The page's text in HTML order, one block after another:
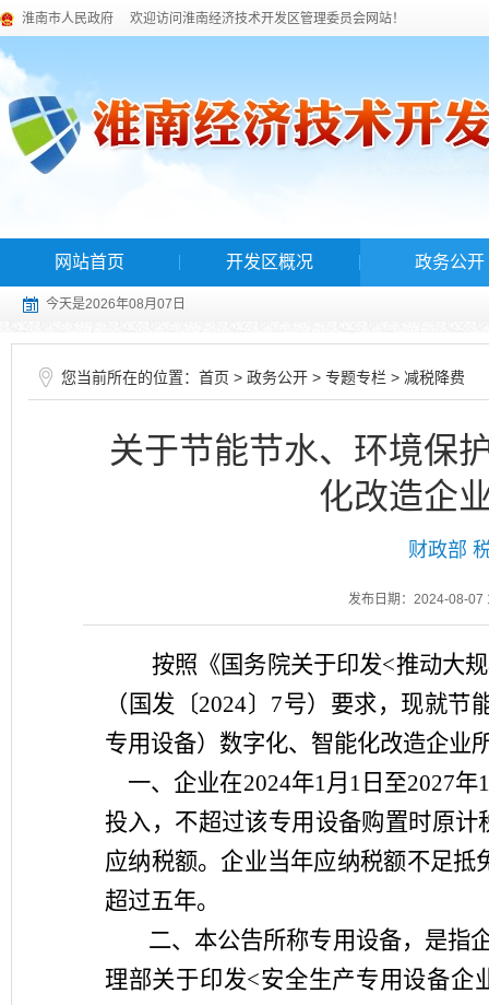
淮南市人民政府 欢迎访问淮南经济技术开发区管理委员会网站！
网站首页 开发区概况 政务公开
今天是2026年08月07日
您当前所在的位置： 首页 > 政务公开 > 专题专栏 > 减税降费
关于节能节水、环境保
化改造企
财政部
发布日期：2024-08-07
按照《国务院关于印发<推动大
（国发〔2024〕7号）要求，现就
专用设备）数字化、智能化改造企业
一、企业在2024年1月1日至2027
投入，不超过该专用设备购置时原
应纳税额。企业当年应纳税额不足
超过五年。
二、本公告所称专用设备，是指
理部关于印发<安全生产专用设备企